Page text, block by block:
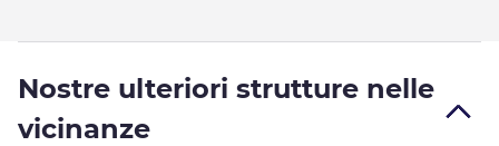
Nostre ulteriori strutture nelle
vicinanze